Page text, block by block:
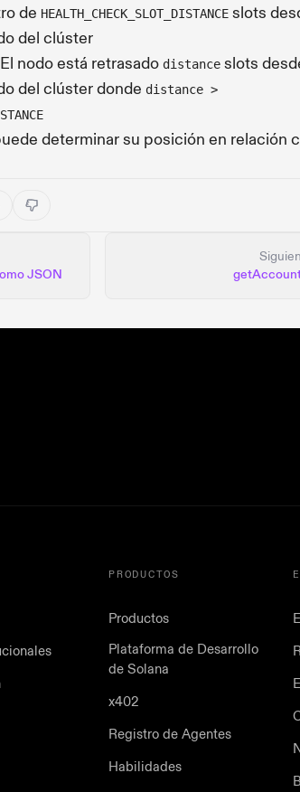
de HEALTH_CHECK_SLOT_DISTANCE slots
del clúster
nodo está retrasado distance slots
del clúster donde distance >
determinar su posición en relación
JSON
PRODUCTOS
Productos
Plataforma de Desarrollo
de Solana
x402
Registro de Agentes
Habilidades